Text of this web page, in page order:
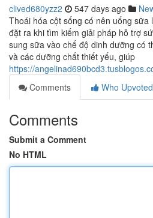
clived680yzz2 547 days ago
Thoái hóa cột sống có nên uống
đặt ra khi tìm kiếm giải pháp hỗ trợ
sung sữa vào chế độ dinh dưỡng có
và các dưỡng chất thiết yếu, giúp
https://
Comments
Who Upvoted
Comments
Submit a Comment
No HTML